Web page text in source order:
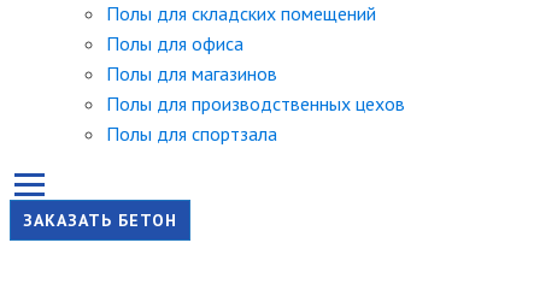
Полы для складских помещений
Полы для офиса
Полы для магазинов
Полы для производственных цехов
Полы для спортзала
ЗАКАЗАТЬ БЕТОН